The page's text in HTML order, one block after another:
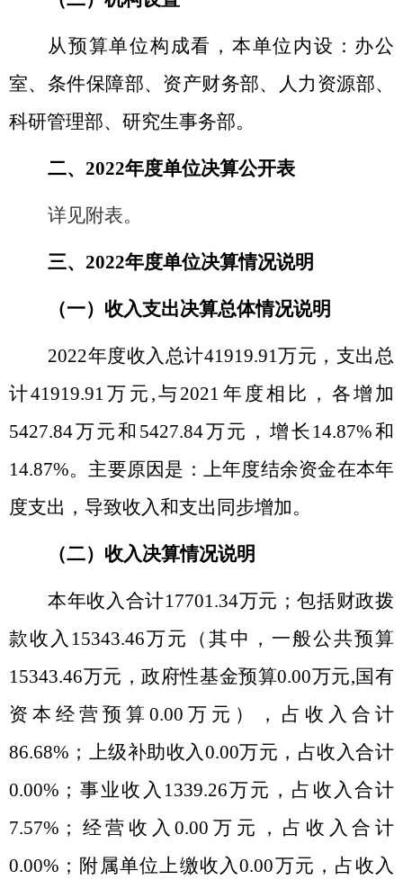
从预算单位构成看，本单位内设：办公
室、条件保障部、资产财务部、人力资源部、
科研管理部、研究生事务部。
二、 2022年度单位决算公开表
详见附表。
三、 2022年度单位决算情况说明
（一）收入支出决算总体情况说明
2022年度收入总计41919.91万元，支出总
计41919.91万元 ,与2021 年度相比，各增加
5427.84万元和 5427.84万元，增长 14.87%和
14.87%。主要原因是：上年度结余资金在本年
度支出，导致收入和支出同步增加。
（二）收入决算情况说明
本年收入合计17701.34万元；包括财政拨
款收入 15343.46万元（其中，一般公共预算
15343.46万元，政府性基金预算0.00万元,国有
资本经营预算 0.00 万元），占收入合计
86.68% ；上级补助收入0.00万元，占收入合计
0.00% ；事业收入 1339.26万元，占收入合计
7.57% ；经营收入0.00 万元，占收入合计
0.00% ；附属单位上缴收入0.00万元，占收入